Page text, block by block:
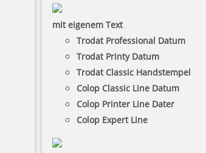
mit eigenem Text
Trodat Professional Datum
Trodat Printy Datum
Trodat Classic Handstempel
Colop Classic Line Datum
Colop Printer Line Dater
Colop Expert Line